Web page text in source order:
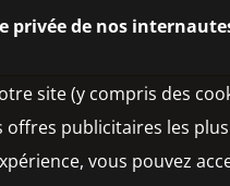
privée de nos
site (y compris des
publicitaires les
vous pouvez